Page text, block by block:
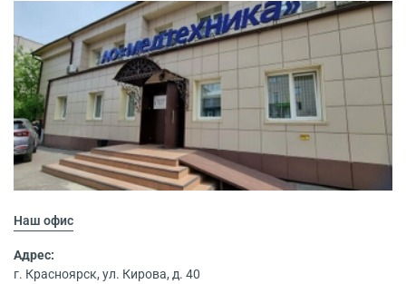
Наш офис
Адрес:
г. Красноярск, ул. Кирова, д. 40